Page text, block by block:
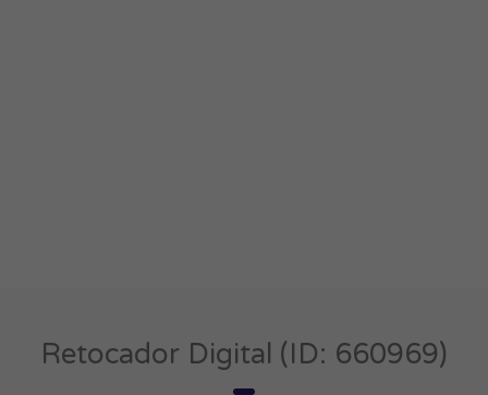
Retocador Digital (ID: 660969)